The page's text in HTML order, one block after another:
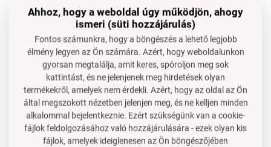
GYÖNYÖRŰTELJESÉS
FÉNYES SZÍNEK!
Ahhoz, hogy a weboldal úgy működjön, ahogy
ismeri (süti hozzájárulás)
Fontos számunkra, hogy a böngészés a lehető legjobb
élmény legyen az Ön számára. Azért, hogy weboldalunkon
gyorsan megtalálja, amit keres, spóroljon meg sok
kattintást, és ne jelenjenek meg hirdetések olyan
termékekről, amelyek nem érdekli. Azért, hogy az oldal az Ön
által megszokott nézetben jelenjen meg, és ne kelljen minden
alkalommal bejelentkeznie. Ezért szükségünk van a cookie-
fájlok feldolgozásához való hozzájárulására - ezek olyan kis
fájlok, amelyek ideiglenesen az Ön böngészőjében